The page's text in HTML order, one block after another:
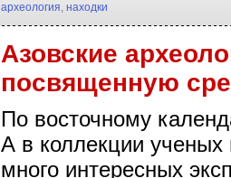
археология, находки
Азовские
посвященную
По восточному
А в коллекции ученых
много интересных